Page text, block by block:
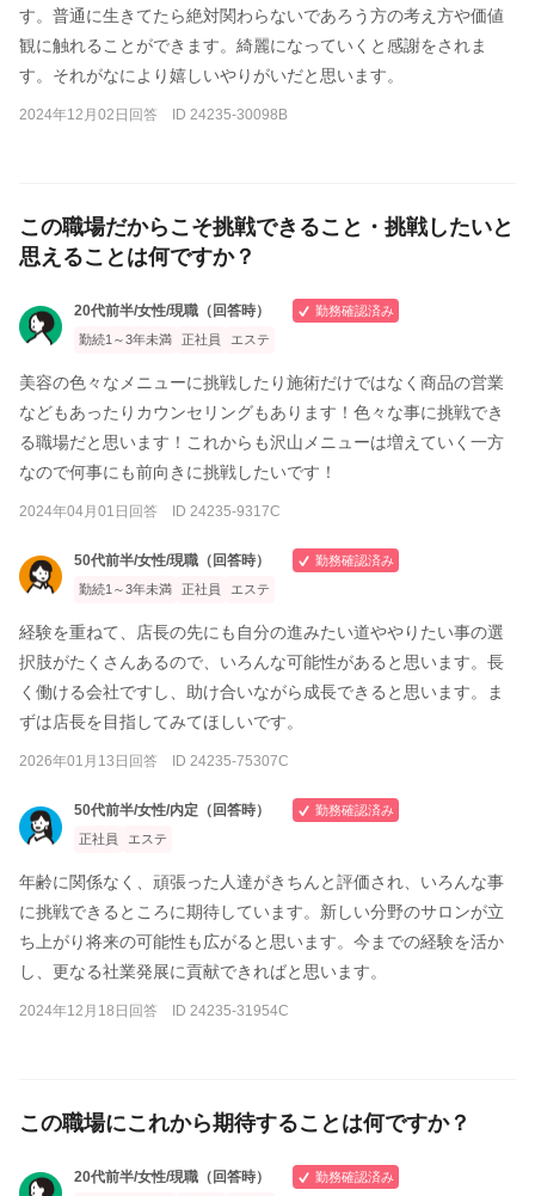
す。普通に生きてたら絶対関わらないであろう方の考え方や価値
観に触れることができます。綺麗になっていくと感謝をされま
す。それがなにより嬉しいやりがいだと思います。
2024年12月02日回答 ID 24235-30098B
この職場だからこそ挑戦できること・挑戦したいと
思えることは何ですか？
20代前半/女性/現職（回答時）
勤務確認済み
勤続1～3年未満
正社員 エステ
美容の色々なメニューに挑戦したり施術だけではなく商品の営業
などもあったりカウンセリングもあります！色々な事に挑戦でき
る職場だと思います！これからも沢山メニューは増えていく一方
なので何事にも前向きに挑戦したいです！
2024年04月01日回答 ID 24235-9317C
50代前半/女性/現職（回答時）
勤務確認済み
勤続1～3年未満
正社員 エステ
経験を重ねて、店長の先にも自分の進みたい道ややりたい事の選
択肢がたくさんあるので、いろんな可能性があると思います。長
く働ける会社ですし、助け合いながら成長できると思います。ま
ずは店長を目指してみてほしいです。
2026年01月13日回答 ID 24235-75307C
50代前半/女性/内定（回答時）
勤務確認済み
正社員
エステ
年齢に関係なく、頑張った人達がきちんと評価され、いろんな事
に挑戦できるところに期待しています。新しい分野のサロンが立
ち上がり将来の可能性も広がると思います。今までの経験を活か
し、更なる社業発展に貢献できればと思います。
2024年12月18日回答 ID 24235-31954C
この職場にこれから期待することは何ですか？
20代前半/女性/現職（回答時）
勤務確認済み